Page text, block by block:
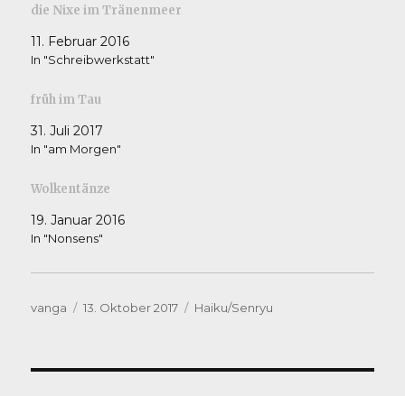
die Nixe im Tränenmeer
11. Februar 2016
In "Schreibwerkstatt"
früh im Tau
31. Juli 2017
In "am Morgen"
Wolkentänze
19. Januar 2016
In "Nonsens"
Autor
vanga
Veröffentlicht
13. Oktober 2017 Kategorien
Haiku/Senryu